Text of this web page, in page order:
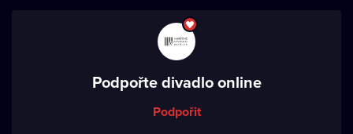
Podpořte divadlo online
Podpořit